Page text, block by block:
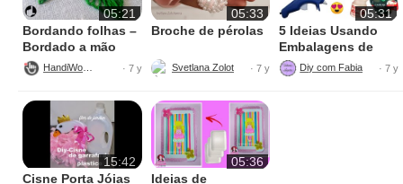
05:21
Bordando folhas –
Bordado a mão
HandiWorks · 7 y
05:33
Broche de pérolas
Svetlana Zolotareva· 7 y
05:31
5 Ideias Usando
Embalagens de
Danone
· 7 y
15:42
Cisne Porta Jóias
05:36
Ideias de